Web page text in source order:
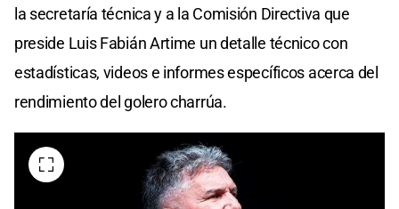
la secretaría técnica y a la Comisión Directiva que
preside Luis Fabián Artime un detalle técnico con
estadísticas, videos e informes específicos acerca del
rendimiento del golero charrúa.